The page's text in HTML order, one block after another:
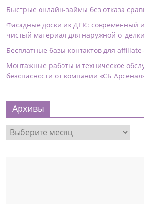
Быстрые онлайн-займы без отказа
Фасадные доски из ДПК: современный и
чистый материал для наружной
Бесплатные базы контактов для
Монтажные работы и техническое
безопасности от компании «СБ
Архивы